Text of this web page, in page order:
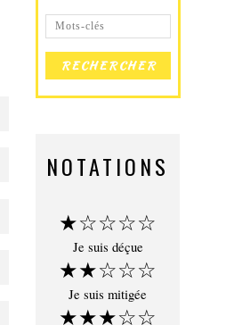
NOTATIONS
★☆☆☆☆
Je suis déçue
★★☆☆☆
Je suis mitigée
★★★☆☆